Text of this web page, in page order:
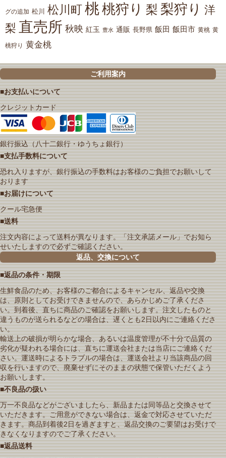
グの追加 松川 松川町 桃桃狩り 梨 梨狩り 洋
梨 直売所 秋映 紅玉 豊水 通販 長野県 飯田 飯田市 黄桃 黄
桃狩り 黄金桃
ご利用案内
■お支払いについて
クレジットカード
銀行振込（八十二銀行・ゆうちょ銀行）
■支払手数料について
恐れ入りますが、銀行振込の手数料はお客様のご負担でお願いして
おります
■お届けについて
クール宅急便
■送料
注文内容によって送料が異なります。「注文承諾メール」でお知ら
せいたしますので必ずご確認ください。
返品、交換について
■返品の条件・期限
生鮮食品のため、お客様のご都合によるキャンセル、返品や交換
は、原則としてお受けできませんので、あらかじめご了承くださ
い。到着後、直ちに商品のご確認をお願いします。注文したものと
違うものが送られるなどの場合は、遅くとも2日以内にご連絡くださ
い。
輸送上の破損が明らかな場合、あるいは温度管理が不十分で品質の
劣化が疑われる場合には、直ちに運送会社または当店にご連絡くだ
さい。運送時によるトラブルの場合は、運送会社より当該商品の回
収を行いますので、廃棄せずにそのままの状態で保管いただくよう
お願いします。
■不良品の扱い
万一不良品などがございましたら、新品または同等品と交換させて
いただきます。ご用意ができない場合は、返金で対応させていただ
きます。商品到着後2日を過ぎますと、返品交換のご要望はお受けで
きなくなりますのでご了承ください。
■返品送料